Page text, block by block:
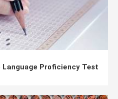
Proficiency Test